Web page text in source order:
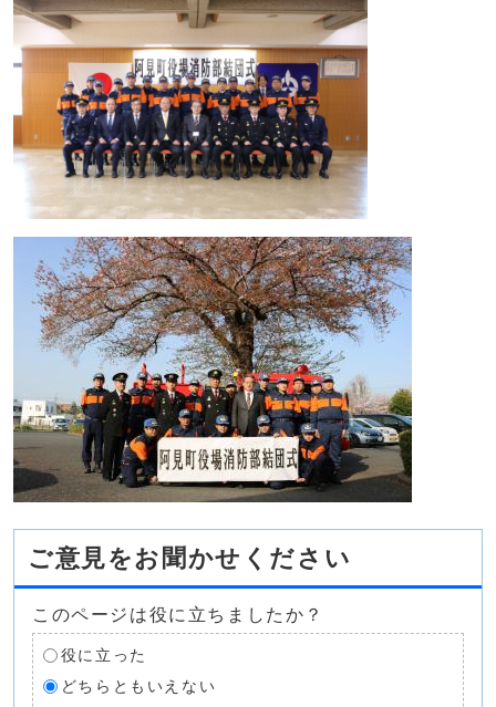
ご意見をお聞かせください
このページは役に立ちましたか？
役に立った
どちらともいえない